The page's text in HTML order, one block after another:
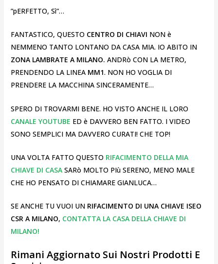
”pERFETTO, Sì”…
FANTASTICO, QUESTO CENTRO DI CHIAVI NON è
NEMMENO TANTO LONTANO DA CASA MIA. IO ABITO IN
ZONA LAMBRATE A MILANO. ANDRò CON LA METRO,
PRENDENDO LA LINEA MM1. NON HO VOGLIA DI
PRENDERE LA MACCHINA SINCERAMENTE…
SPERO DI TROVARMI BENE. HO VISTO ANCHE IL LORO
CANALE YOUTUBE ED è DAVVERO BEN FATTO. I VIDEO
SONO SEMPLICI MA DAVVERO CURATI! CHE TOP!
UNA VOLTA FATTO QUESTO RIFACIMENTO DELLA MIA
CHIAVE DI CASASARò MOLTO PIù SERENO, MENO MALE
CHE HO PENSATO DI CHIAMARE GIANLUCA…
SE ANCHE TU VUOI UN RIFACIMENTO DI UNA CHIAVE ISEO
CSR A MILANO, CONTATTA LA CASA DELLA CHIAVE DI
MILANO!
Rimani Aggiornato Sui Nostri Prodotti E